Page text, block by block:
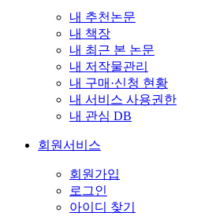
내 추천논문
내 책장
내 최근 본 논문
내 저작물관리
내 구매·신청 현황
내 서비스 사용권한
내 관심 DB
회원서비스
회원가입
로그인
아이디 찾기